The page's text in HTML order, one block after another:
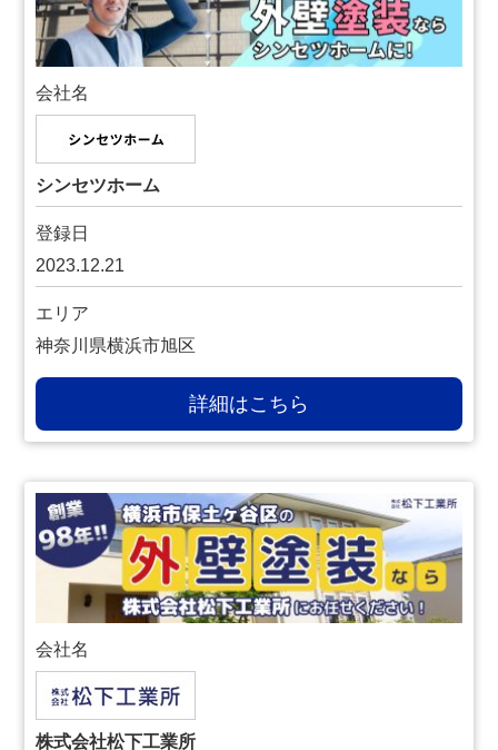
会社名
シンセツホーム
登録日
2023.12.21
エリア
神奈川県横浜市旭区
詳細はこちら
会社名
株式会社松下工業所